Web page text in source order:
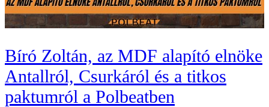
Bíró Zoltán, az MDF alapító elnöke
Antallról, Csurkáról és a titkos
paktumról a Polbeatben